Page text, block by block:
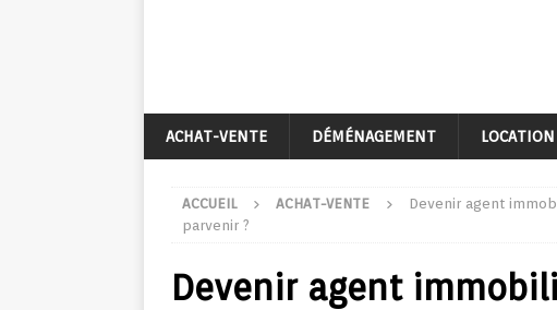
ACHAT-VENTE DÉMÉNAGEMENT LOCATION
ACCUEIL ACHAT-VENTE
Devenir agent
parvenir ?
Devenir agent